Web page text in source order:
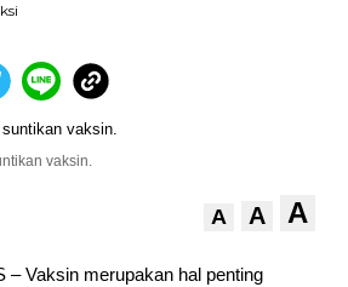
vaksin.
A A A
– Vaksin merupakan hal penting